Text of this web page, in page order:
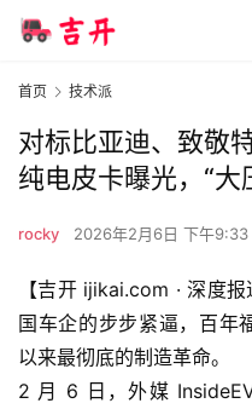
首页 技术派
对标比亚迪、致敬
纯电皮卡曝光，“大
rocky 2026年2月6日 下午9:33
【吉开 ijikai.com · 深度
国车企的步步紧逼，百年
以来最彻底的制造革命。
2 月 6 日，外媒